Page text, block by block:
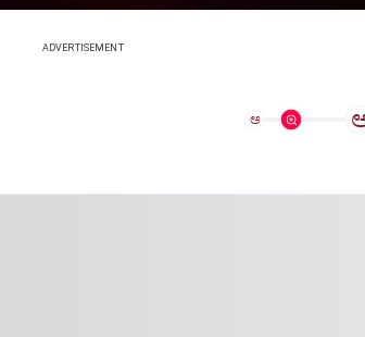
ADVERTISEMENT
ಅ